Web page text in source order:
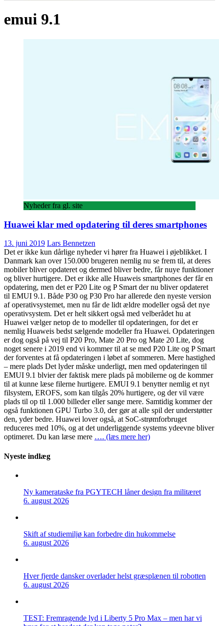
emui 9.1
Nyheder fra gl. site
Huawei klar med opdatering til deres smartphones
13. juni 2019 Lars Bennetzen
Det er ikke kun dårlige nyheder vi hører fra Huawei i øjeblikket. I
Danmark kan over 150.000 brugeren nemlig nu se frem til, at deres
mobiler bliver opdateret og dermed bliver bedre, får nuye funktioner
og bliver hurtigere. Det er ikke alle Huaweis smartphones der får en
opdatering, men det er P20 Lite og P Smart der nu bliver opdateret
til EMUI 9.1. Både P30 og P30 Pro har allerede den nyeste version
af operativsystemet, men nu får de lidt ældre modeller også det nye
operativsystem. Det er helt sikkert også med velberådet hu at
Huawei vælger netop de to modeller til opdateringen, for det er
nemlig Huaweis bedst sælgende modeller fra Huawei. Opdateringen
er dog også på vej til P20 Pro, Mate 20 Pro og Mate 20 Lite, dog
noget senere i 2019 end vi kommer til at se med P20 Lite og P Smart
der forventes at få opdateringen i løbet af sommeren. Mere hastighed
– mere plads Det lyder måske underligt, men med opdateringen til
EMUI 9.1 blvier der faktisk mere plads på mobilerne og de kommer
til at kunne læse filerne hurtigere. EMUI 9.1 benytter nemlig et nyt
filsystem, EROFS, som kan tilgås 20% hurtigere, og der vil være
plads til op til 1.000 billeder eller sange mere. Samtidig kommer der
også funktionen GPU Turbo 3.0, der gør at alle spil der understøtter
den, yder bedre. Huawei lover også, at SoC-strømforbruget
reduceres med 10%, og at det underliggende systems ydeevne bliver
optimeret. Du kan læse mere …. (læs mere her)
Nyeste indlæg
Ny kamerataske fra PGYTECH låner design fra militæret
6. august 2026
Skift af studiemiljø kan forbedre din hukommelse
6. august 2026
Hver fjerde dansker overlader helst græsplænen til robotten
6. august 2026
TEST: Fremragende lyd i Liberty 5 Pro Max – men har vi